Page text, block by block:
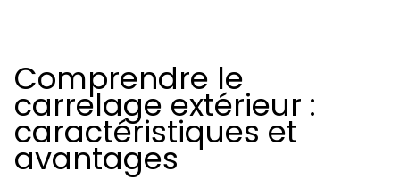
Comprendre le
carrelage extérieur :
caractéristiques et
avantages